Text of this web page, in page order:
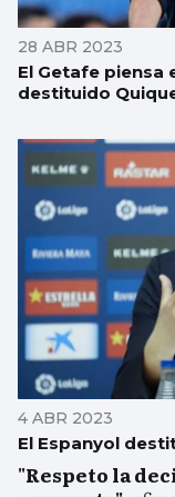
28 ABR 2023
El Getafe piensa
destituido
4 ABR 2023
El Espanyol
"Respeto la